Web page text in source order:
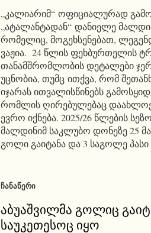
„კალიარიმ“ ოფიციალურად
„ატალანტადან“ დანიელე
რომელიც, მოგეხსენებათ,
ვაჟია. 24 წლის ფეხბურთელის
თანამშრომლობის დეტალები
უცნობია, თუმც ითქვა, რომ
იჯარას ითვალისწინებს
რომლის ღირებულებაც
ევრო იქნება. 2025/26 წლების
მალდინიმ საკლუბო დონეზე 25
გოლი გაიტანა და 3 საგოლე პასი
ᲩᲐᲜᲐᲬᲔᲠᲘ
აბუაშვილმა გოლიც
საუკეთესოც იყო